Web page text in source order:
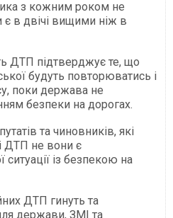
з кожним роком не
є в двічі вищими ніж в
ДТП підтверджує те, що
будуть повторюватись і
поки держава не
безпеки на дорогах.
та чиновників, які
ДТП не вони є
із безпекою на
ДТП гинуть та
держави, ЗМІ та